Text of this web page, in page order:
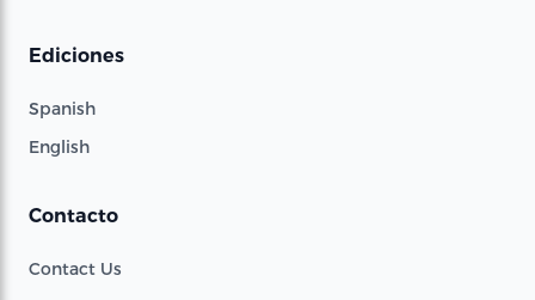
Ediciones
Spanish
English
Contacto
Contact Us